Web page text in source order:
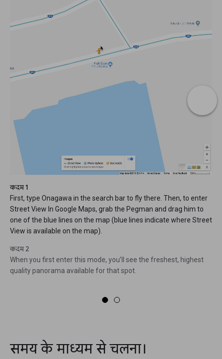
कदम 1
First, type Onagawa in the search bar to fly there. Then, to enter
Street View In Google Maps, grab the Pegman and drag him to
one of the blue lines on the map (blue lines indicate where Street
View is available on the map).
कदम 2
When you first enter this mode, you’ll see the freshest, highest
quality panorama available for that spot.
समय के माध्यम से चलना।